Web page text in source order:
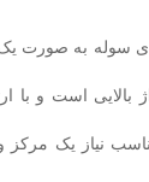
سوله به صورت
نیاز یک مرکز و